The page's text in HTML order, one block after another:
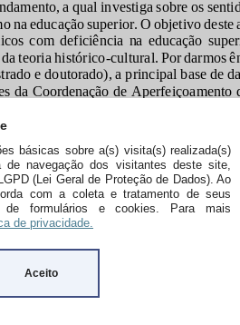
básicas sobre a(s) visita(s) realizada(s)
de navegação dos visitantes deste site,
(Lei Geral de Proteção de Dados). Ao
com a coleta e tratamento de seus
formulários e cookies. Para mais
de privacidade.
Aceito